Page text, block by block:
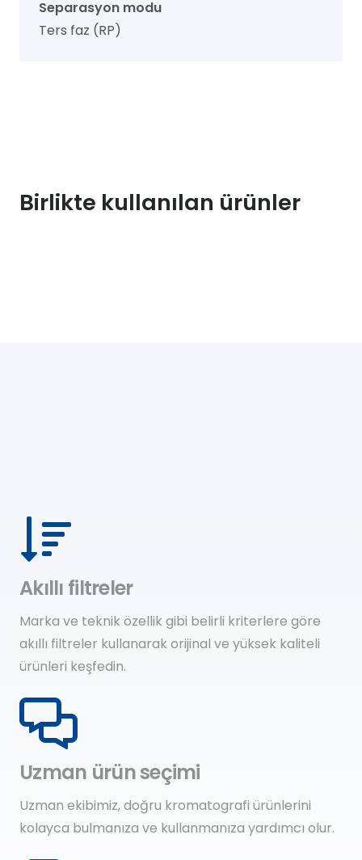
Separasyon modu
Ters faz (RP)
Birlikte kullanılan ürünler
Akıllı filtreler
Marka ve teknik özellik gibi belirli kriterlere göre
akıllı filtreler kullanarak orijinal ve yüksek kaliteli
ürünleri keşfedin.
Uzman ürün seçimi
Uzman ekibimiz, doğru kromatografi ürünlerini
kolayca bulmanıza ve kullanmanıza yardımcı olur.